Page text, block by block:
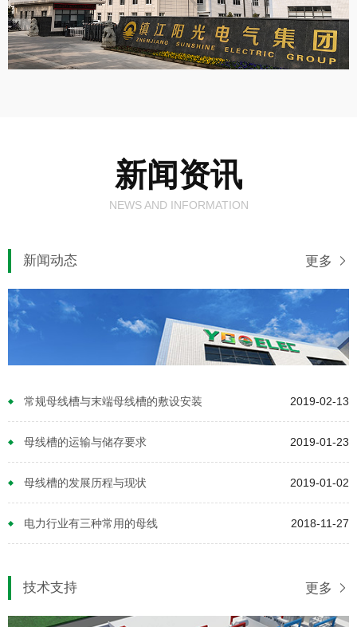
新闻资讯
NEWS AND INFORMATION
更多
新闻动态
常规母线槽与末端母线槽的敷设安装 2019-02-13
母线槽的运输与储存要求 2019-01-23
母线槽的发展历程与现状 2019-01-02
电力行业有三种常用的母线 2018-11-27
更多
技术支持